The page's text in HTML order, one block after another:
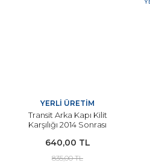
YERLİ ÜRETİM
Transit Arka Kapı Kilit
Karşılığı 2014 Sonrası
640,00 TL
835,00 TL